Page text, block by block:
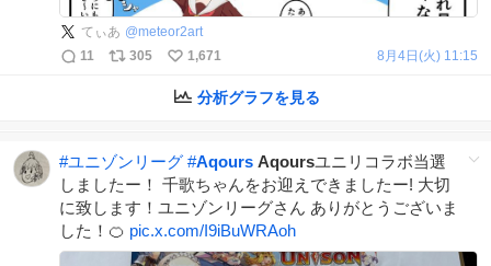
てぃあ @meteor2art
11
305 1,671 8月4日(火) 11:15
分析グラフを見る
#ユニゾンリーグ #Aqours Aqoursユニリコラボ当選
しましたー！ 千歌ちゃんをお迎えできましたー! 大切
に致します！ユニゾンリーグさん ありがとうございま
した！🍊 pic.x.com/I9iBuWRAoh